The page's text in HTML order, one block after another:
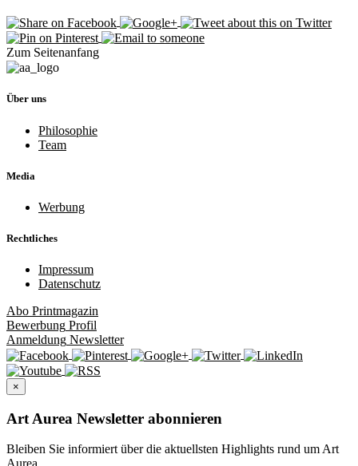
Zum Seitenanfang
Über uns
Philosophie
Team
Media
Werbung
Rechtliches
Impressum
Datenschutz
Abo Printmagazin
Bewerbung Profil
Anmeldung Newsletter
×
Art Aurea Newsletter abonnieren
Bleiben Sie informiert über die aktuellsten Highlights rund um Art